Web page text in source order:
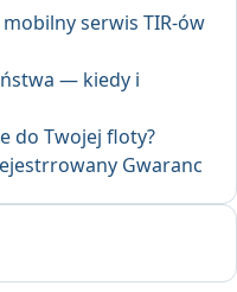
serwis TIR-ów
— kiedy i
do Twojej floty?
Gwaranc